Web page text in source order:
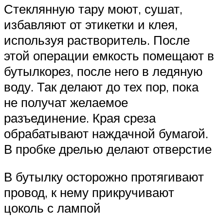
Стеклянную тару моют, сушат,
избавляют от этикетки и клея,
используя растворитель. После
этой операции емкость помещают в
бутылкорез, после него в ледяную
воду. Так делают до тех пор, пока
не получат желаемое
разъединение. Края среза
обрабатывают наждачной бумагой.
В пробке дрелью делают отверстие
В бутылку осторожно протягивают
провод, к нему прикручивают
цоколь с лампой